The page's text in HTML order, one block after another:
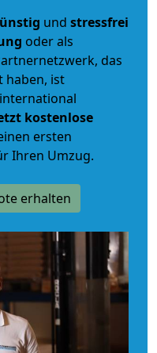
und stressfrei
oder als
das
haben, ist
kostenlose
ersten
Ihren Umzug.
erhalten